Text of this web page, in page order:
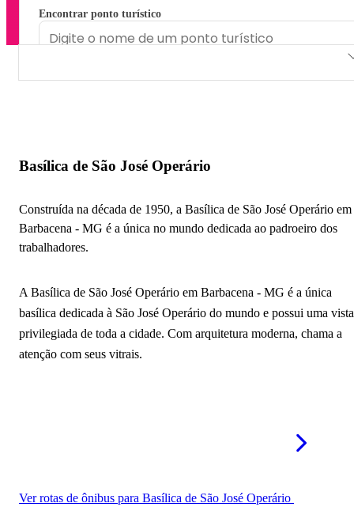
Encontrar ponto turístico
Paróquia Divino Espírito Santo
Paróquia Bom Pastor
Igreja Nossa Senhora do Rosário
Igreja Nossa Senhora do Carmo
Basílica de São José Operário
Construída na década de 1950, a Basílica de São José Operário em
Barbacena - MG é a única no mundo dedicada ao padroeiro dos
trabalhadores.
A Basílica de São José Operário em Barbacena - MG é a única
basílica dedicada à São José Operário do mundo e possui uma vista
privilegiada de toda a cidade. Com arquitetura moderna, chama a
atenção com seus vitrais.
Ver rotas de ônibus para Basílica de São José Operário